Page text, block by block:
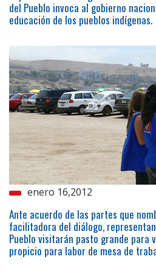
del Pueblo invoca al gobierno
educación de los pueblos indígenas.
enero 16,2012
Ante acuerdo de las partes que
facilitadora del diálogo,
Pueblo visitarán pasto grande para
propicio para labor de mesa de